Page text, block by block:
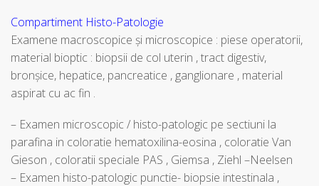
Compartiment Histo-Patologie
Examene macroscopice şi microscopice : piese operatorii,
material bioptic : biopsii de col uterin , tract digestiv,
bronşice, hepatice, pancreatice , ganglionare , material
aspirat cu ac fin .
– Examen microscopic / histo-patologic pe sectiuni la
parafina in coloratie hematoxilina-eosina , coloratie Van
Gieson , coloratii speciale PAS , Giemsa , Ziehl –Neelsen
– Examen histo-patologic punctie- biopsie intestinala ,